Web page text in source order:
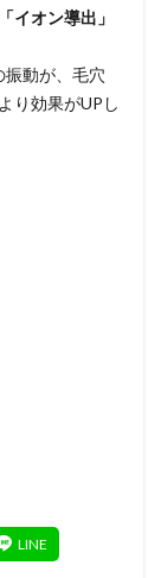
「イオン導出」
振動が、毛穴
り効果がUPし